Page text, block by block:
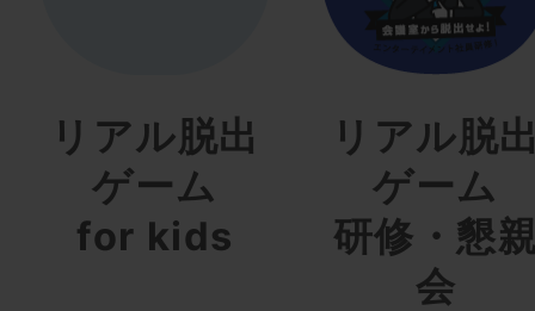
リアル脱出
ゲーム
for kids
リアル脱
ゲーム
研修・懇
会